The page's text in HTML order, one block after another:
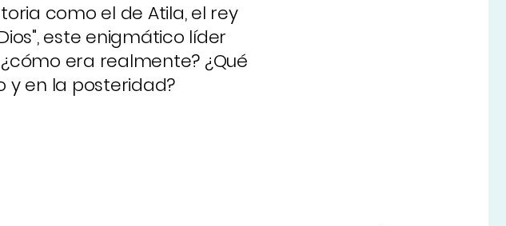
como el de Atila, el rey
este enigmático líder
era realmente? ¿Qué
y en la posteridad?